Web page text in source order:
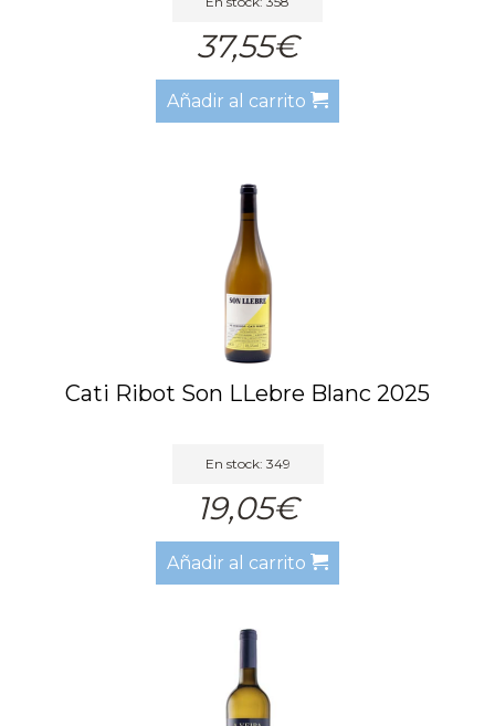
37,55€
Añadir al carrito
Cati Ribot Son LLebre Blanc 2025
En stock: 349
19,05€
Añadir al carrito